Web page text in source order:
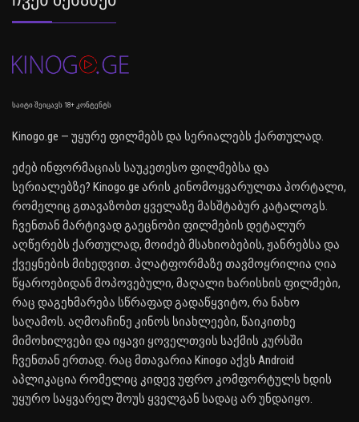
საიტი შეიცავს 18+ კონტენტს
Kinogo.ge — უყურე ფილმებს და სერიალებს ქართულად.
ეძებ ინფორმაციას საუკეთესო ფილმებსა და
სერიალებზე? Kinogo.ge არის კინომოყვარულთა პორტალი,
რომელიც გთავაზობთ ყველაზე მასშტაბურ კატალოგს.
ჩვენთან მარტივად გაეცნობი ფილმების დეტალურ
აღწერებს ქართულად, მოიძებ მსახიობების, ჟანრებსა და
ქვეყნების მიხედვით. პლატფორმაზე თავმოყრილია ღია
წყაროებიდან მოპოვებული, მაღალი ხარისხის ფილმები,
რაც დაგეხმარება სწრაფად გადაწყვიტო, რა ნახო
საღამოს. აღმოაჩინე კინოს სიახლეები, წაიკითხე
მიმოხილვები და იყავი ყოველთვის საქმის კურსში
ჩვენთან ერთად. რაც მთავარია Kinogo აქვს Android
აპლიკაცია რომელიც კიდევ უფრო კომფორტულს ხდის
უყურო საყვარელ შოუს ყველგან სადაც არ უნდაიყო.